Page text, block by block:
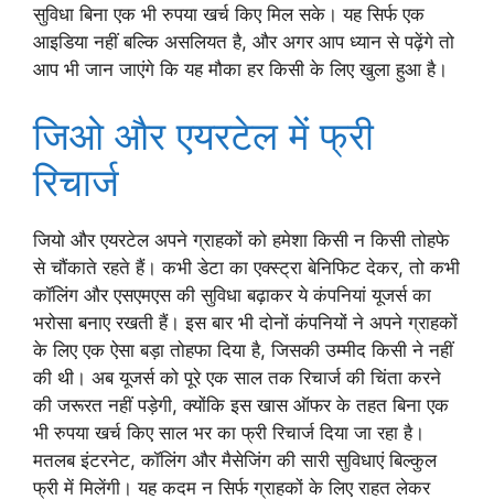
सुविधा बिना एक भी रुपया खर्च किए मिल सके। यह सिर्फ एक
आइडिया नहीं बल्कि असलियत है, और अगर आप ध्यान से पढ़ेंगे तो
आप भी जान जाएंगे कि यह मौका हर किसी के लिए खुला हुआ है।
जिओ और एयरटेल में फ्री
रिचार्ज
जियो और एयरटेल अपने ग्राहकों को हमेशा किसी न किसी तोहफे
से चौंकाते रहते हैं। कभी डेटा का एक्स्ट्रा बेनिफिट देकर, तो कभी
कॉलिंग और एसएमएस की सुविधा बढ़ाकर ये कंपनियां यूजर्स का
भरोसा बनाए रखती हैं। इस बार भी दोनों कंपनियों ने अपने ग्राहकों
के लिए एक ऐसा बड़ा तोहफा दिया है, जिसकी उम्मीद किसी ने नहीं
की थी। अब यूजर्स को पूरे एक साल तक रिचार्ज की चिंता करने
की जरूरत नहीं पड़ेगी, क्योंकि इस खास ऑफर के तहत बिना एक
भी रुपया खर्च किए साल भर का फ्री रिचार्ज दिया जा रहा है।
मतलब इंटरनेट, कॉलिंग और मैसेजिंग की सारी सुविधाएं बिल्कुल
फ्री में मिलेंगी। यह कदम न सिर्फ ग्राहकों के लिए राहत लेकर